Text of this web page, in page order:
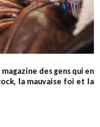
des gens qui en
la mauvaise foi et la